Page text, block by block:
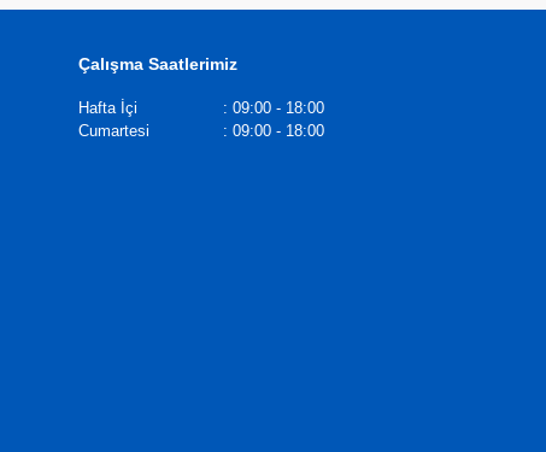
Çalışma Saatlerimiz
Hafta İçi : 09:00 - 18:00
Cumartesi
: 09:00 - 18:00